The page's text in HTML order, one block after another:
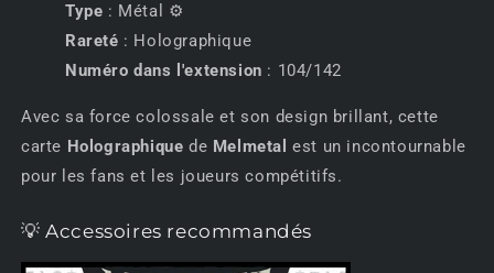
Type : Métal ⚙️
Rareté : Holographique
Numéro dans l'extension : 104/142
Avec sa force colossale et son design brillant, cette
carte Holographique de Melmetal est un incontournable
pour les fans et les joueurs compétitifs.
💡 Accessoires recommandés